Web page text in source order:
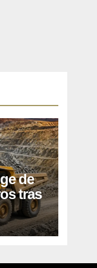
de
tras
de
para
oro